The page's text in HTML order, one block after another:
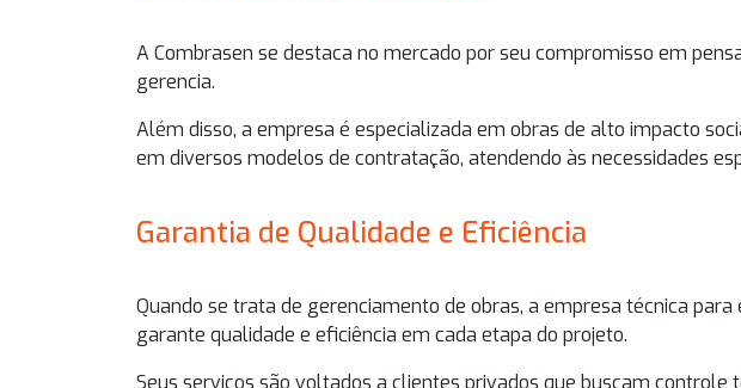
A Combrasen se destaca no mercado por seu compromisso em
gerencia.
Além disso, a empresa é especializada em obras de alto impacto
em diversos modelos de contratação, atendendo às necessidades
Garantia de Qualidade e Eficiência
Quando se trata de gerenciamento de obras, a empresa técnica para
garante qualidade e eficiência em cada etapa do projeto.
Seus serviços são voltados a clientes privados que buscam controle